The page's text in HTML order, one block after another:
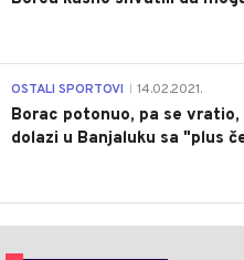
OSTALI SPORTOVI 14.02.2021.
Borac potonuo, pa se vratio,
dolazi u Banjaluku sa "plus